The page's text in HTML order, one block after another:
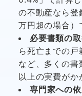
の不動産なら
万円超の場合）
必要書類の取
ら死亡までの
など、多くの書
以上の実費がか
専門家への依